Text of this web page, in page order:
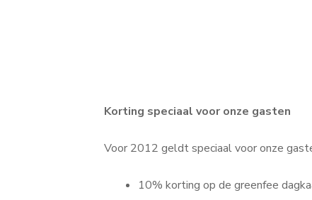
Korting speciaal voor onze gasten
Voor 2012 geldt speciaal voor onze
10% korting op de greenfee